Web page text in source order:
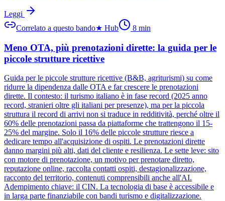
Leggi
Correlato a questo bando★ Hub 8 min
Meno OTA, più prenotazioni dirette: la guida per le
piccole strutture ricettive
Guida per le piccole strutture ricettive (B&B, agriturismi) su come
ridurre la dipendenza dalle OTA e far crescere le prenotazioni
dirette. Il contesto: il turismo italiano è in fase record (2025 anno
record, stranieri oltre gli italiani per presenze), ma per la piccola
struttura il record di arrivi non si traduce in redditività, perché oltre il
60% delle prenotazioni passa da piattaforme che trattengono il 15-
25% del margine. Solo il 16% delle piccole strutture riesce a
dedicare tempo all'acquisizione di ospiti. Le prenotazioni dirette
danno margini più alti, dati del cliente e resilienza. Le sette leve: sito
con motore di prenotazione, un motivo per prenotare diretto,
reputazione online, raccolta contatti ospiti, destagionalizzazione,
racconto del territorio, contenuti comprensibili anche all'AI.
Adempimento chiave: il CIN. La tecnologia di base è accessibile e
in larga parte finanziabile con bandi turismo e digitalizzazione.